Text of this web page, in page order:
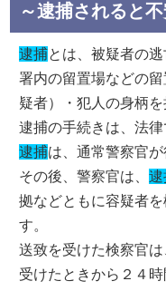
～逮捕されると不
逮捕とは、被疑者の
署内の留置場などの
疑者）・犯人の身柄を
逮捕の手続きは、法律
逮捕は、通常警察官が
その後、警察官は、逮
拠などともに容疑者
す。
送致を受けた検察官
受けたときから２４